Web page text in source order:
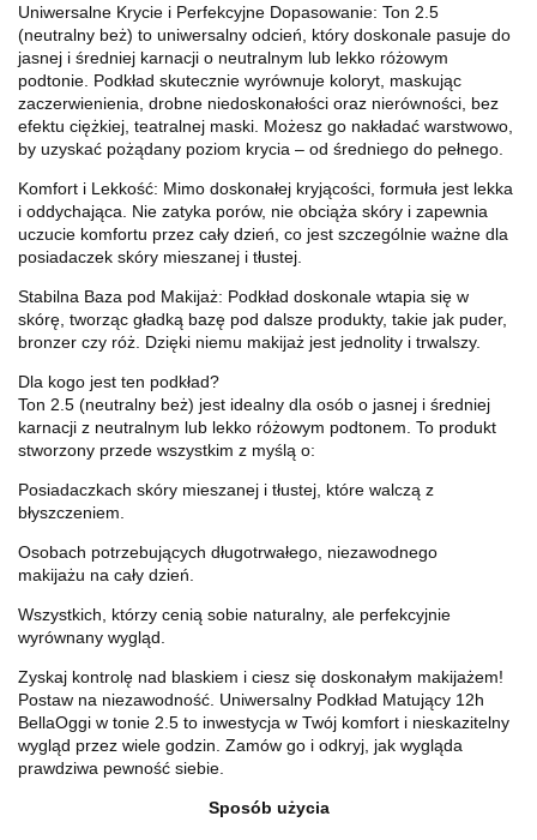
Uniwersalne Krycie i Perfekcyjne Dopasowanie: Ton 2.5
(neutralny beż) to uniwersalny odcień, który doskonale pasuje do
jasnej i średniej karnacji o neutralnym lub lekko różowym
podtonie. Podkład skutecznie wyrównuje koloryt, maskując
zaczerwienienia, drobne niedoskonałości oraz nierówności, bez
efektu ciężkiej, teatralnej maski. Możesz go nakładać warstwowo,
by uzyskać pożądany poziom krycia – od średniego do pełnego.
Komfort i Lekkość: Mimo doskonałej kryjącości, formuła jest lekka
i oddychająca. Nie zatyka porów, nie obciąża skóry i zapewnia
uczucie komfortu przez cały dzień, co jest szczególnie ważne dla
posiadaczek skóry mieszanej i tłustej.
Stabilna Baza pod Makijaż: Podkład doskonale wtapia się w
skórę, tworząc gładką bazę pod dalsze produkty, takie jak puder,
bronzer czy róż. Dzięki niemu makijaż jest jednolity i trwalszy.
Dla kogo jest ten podkład?
Ton 2.5 (neutralny beż) jest idealny dla osób o jasnej i średniej
karnacji z neutralnym lub lekko różowym podtonem. To produkt
stworzony przede wszystkim z myślą o:
Posiadaczkach skóry mieszanej i tłustej, które walczą z
błyszczeniem.
Osobach potrzebujących długotrwałego, niezawodnego
makijażu na cały dzień.
Wszystkich, którzy cenią sobie naturalny, ale perfekcyjnie
wyrównany wygląd.
Zyskaj kontrolę nad blaskiem i ciesz się doskonałym makijażem!
Postaw na niezawodność. Uniwersalny Podkład Matujący 12h
BellaOggi w tonie 2.5 to inwestycja w Twój komfort i nieskazitelny
wygląd przez wiele godzin. Zamów go i odkryj, jak wygląda
prawdziwa pewność siebie.
Sposób użycia